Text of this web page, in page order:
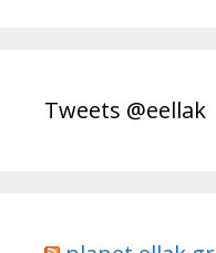
Tweets @eellak